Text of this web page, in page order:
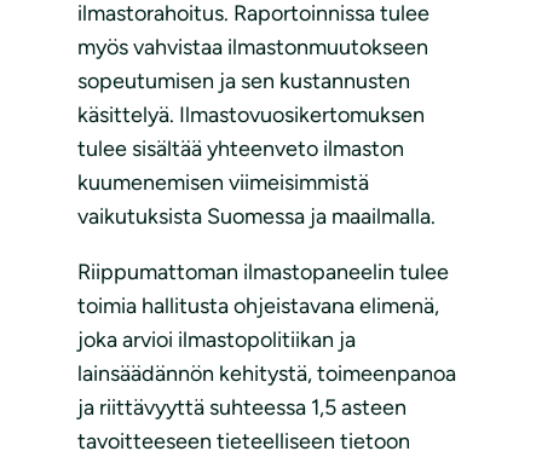
ilmastorahoitus. Raportoinnissa tulee
myös vahvistaa ilmastonmuutokseen
sopeutumisen ja sen kustannusten
käsittelyä. Ilmastovuosikertomuksen
tulee sisältää yhteenveto ilmaston
kuumenemisen viimeisimmistä
vaikutuksista Suomessa ja maailmalla.
Riippumattoman ilmastopaneelin tulee
toimia hallitusta ohjeistavana elimenä,
joka arvioi ilmastopolitiikan ja
lainsäädännön kehitystä, toimeenpanoa
ja riittävyyttä suhteessa 1,5 asteen
tavoitteeseen tieteelliseen tietoon